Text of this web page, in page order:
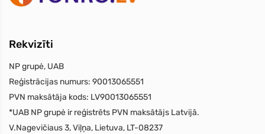
Rekvizīti
NP grupė, UAB
Reģistrācijas numurs: 90013065551
PVN maksātāja kods: LV90013065551
*UAB NP grupė ir reģistrēts PVN maksātājs Latvijā.
V.Nagevičiaus 3, Viļņa, Lietuva, LT-08237